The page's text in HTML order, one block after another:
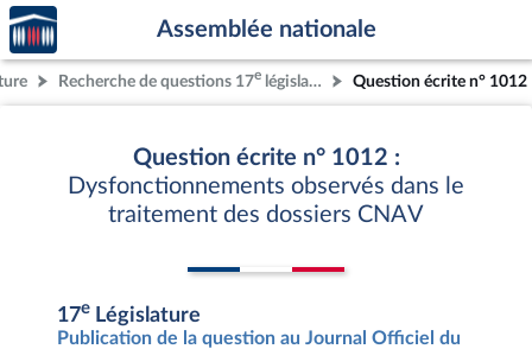
Aller au contenu
Aller en bas de la page
Accèder
à la
page
d'accueil
Assemblée nationale
Recherche de questions 17e législature Question écrite n° 1012
Question écrite n° 1012 :
Dysfonctionnements observés dans le
traitement des dossiers CNAV
17e Législature
Publication de la question au Journal Officiel du